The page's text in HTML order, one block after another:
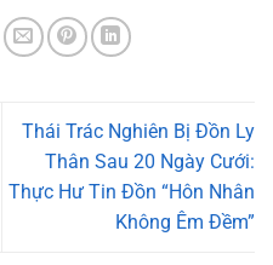
Thái Trác Nghiên Bị Đồn Ly
Thân Sau 20 Ngày Cưới:
Thực Hư Tin Đồn “Hôn Nhân
Không Êm Đềm”